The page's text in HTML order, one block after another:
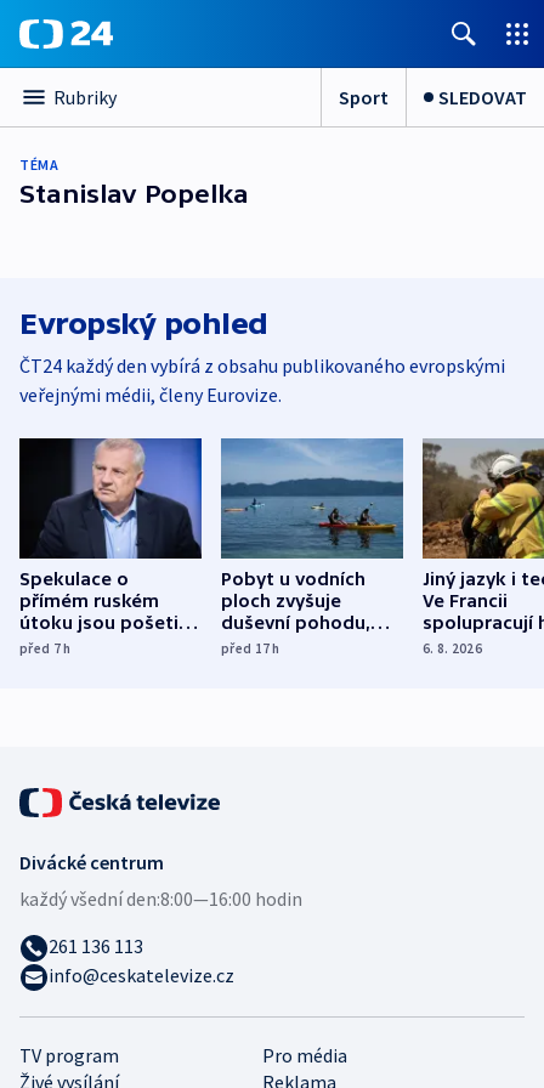
Rubriky Sport SLEDOVAT
TÉMA
Stanislav Popelka
Evropský pohled
ČT24 každý den vybírá z obsahu publikovaného evropskými
veřejnými médii, členy Eurovize.
Spekulace o
přímém ruském
útoku jsou pošetilé,
míní estonský
před 7h
Pobyt u vodních
ploch zvyšuje
duševní pohodu,
ukázala
před 17h
Jiný jazyk i
Ve Francii
spolupracují
různých zemí
6. 8. 2026
TV program
Pro média
Živé vysílání
Reklama
Divácké centrum
každý všední den:8:00—16:00 hodin
261 136 113
info@ceskatelevize.cz